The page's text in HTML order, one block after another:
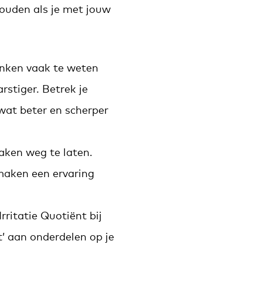
als je met jouw
vaak te weten
Betrek je
beter en scherper
weg te laten.
een ervaring
Quotiënt bij
aan onderdelen op je